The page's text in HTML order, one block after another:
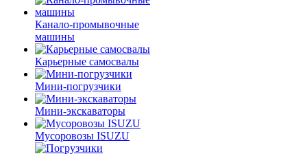
Канало-промывочные
машины
Карьерные самосвалы
Мини-погрузчики
Мини-экскаваторы
Мусоровозы ISUZU